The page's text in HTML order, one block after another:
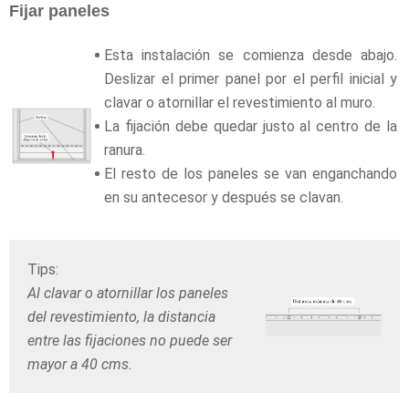
Fijar paneles
Esta instalación se comienza desde abajo.
Deslizar el primer panel por el perfil inicial y
clavar o atornillar el revestimiento al muro.
La fijación debe quedar justo al centro de la
ranura.
El resto de los paneles se van enganchando
en su antecesor y después se clavan.
Tips:
Al clavar o atornillar los paneles
del revestimiento, la distancia
entre las fijaciones no puede ser
mayor a 40 cms.